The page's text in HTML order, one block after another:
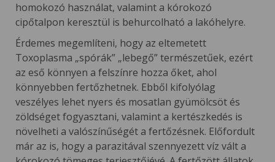
homokozó használat, valamint a kórokozó
cipőtalpon keresztül is behurcolható a lakóhelyre.
Érdemes megemlíteni, hogy az eltemetett
Toxoplasma „spórák” „lebegő” természetűek, ezért
az eső könnyen a felszínre hozza őket, ahol
könnyebben fertőzhetnek. Ebből kifolyólag
veszélyes lehet nyers és mosatlan gyümölcsöt és
zöldséget fogyasztani, valamint a kertészkedés is
növelheti a valószínűségét a fertőzésnek. Előfordult
már az is, hogy a parazitával szennyezett víz vált a